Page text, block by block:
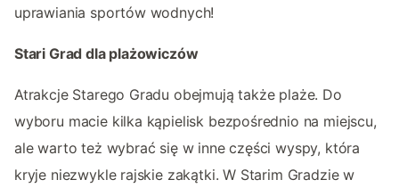
uprawiania sportów wodnych!
Stari Grad dla plażowiczów
Atrakcje Starego Gradu obejmują także plaże. Do
wyboru macie kilka kąpielisk bezpośrednio na miejscu,
ale warto też wybrać się w inne części wyspy, która
kryje niezwykle rajskie zakątki. W Starim Gradzie w